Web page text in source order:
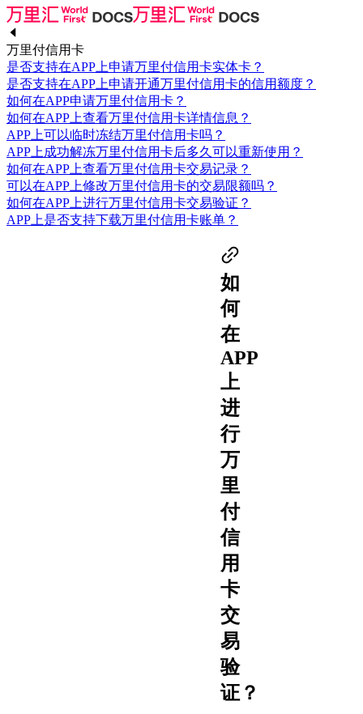
万里付信用卡
是否支持在APP上申请万里付信用卡实体卡？
是否支持在APP上申请开通万里付信用卡的信用额度？
如何在APP申请万里付信用卡？
如何在APP上查看万里付信用卡详情信息？
APP上可以临时冻结万里付信用卡吗？
APP上成功解冻万里付信用卡后多久可以重新使用？
如何在APP上查看万里付信用卡交易记录？
可以在APP上修改万里付信用卡的交易限额吗？
如何在APP上进行万里付信用卡交易验证？
APP上是否支持下载万里付信用卡账单？
如
何
在
APP
上
进
行
万
里
付
信
用
卡
交
易
验
证？